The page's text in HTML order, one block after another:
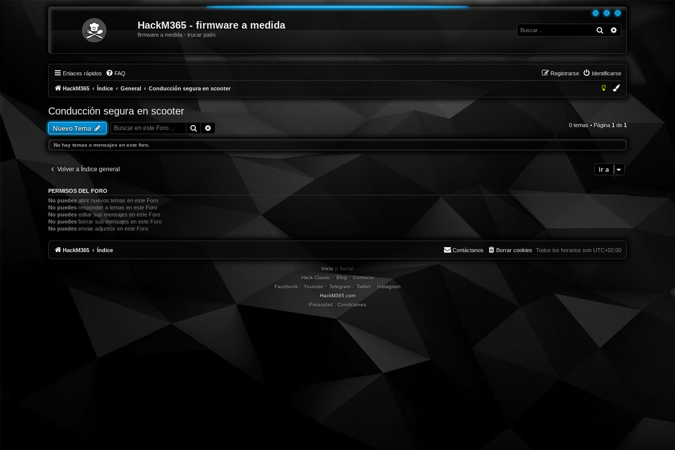
HackM365 - firmware a medida
firmware a medida - trucar patín
Buscar
Enlaces rápidos FAQ Identificarse
Registrarse
HackM365 Índice General Conducción segura en scooter
Conducción segura en scooter
Nuevo Tema Buscar 0 temas • Página 1 de 1
No hay temas o mensajes en este foro.
Volver a Índice general Ir a
PERMISOS DEL FORO
No puedes abrir nuevos temas en este Foro
No puedes responder a temas en este Foro
No puedes editar sus mensajes en este Foro
No puedes borrar sus mensajes en este Foro
No puedes enviar adjuntos en este Foro
HackM365 Índice Todos los horarios son UTC+02:00
Borrar cookies
Contáctanos
Inicio || Social
Hack Classic// Blog// Contacto
Facebook // Youtube // Telegram// Twitter// Instagram
HackM365.com
Privacidad | Condiciones